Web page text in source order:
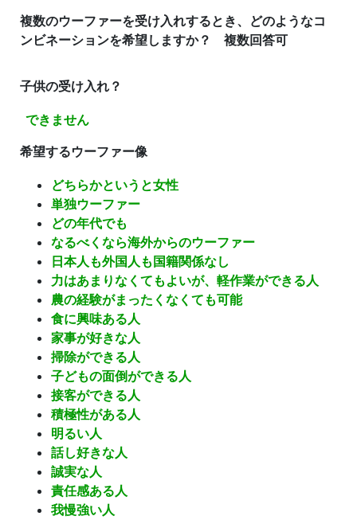
複数のウーファーを受け入れするとき、どのようなコ
ンビネーションを希望しますか？ 複数回答可
子供の受け入れ？
できません
希望するウーファー像
どちらかというと女性
単独ウーファー
どの年代でも
なるべくなら海外からのウーファー
日本人も外国人も国籍関係なし
力はあまりなくてもよいが、軽作業ができる人
農の経験がまったくなくても可能
食に興味ある人
家事が好きな人
掃除ができる人
子どもの面倒ができる人
接客ができる人
積極性がある人
明るい人
話し好きな人
誠実な人
責任感ある人
我慢強い人